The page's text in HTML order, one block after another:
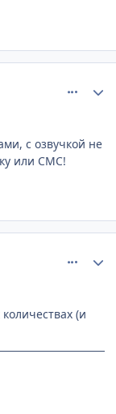
с озвучкой не
или СМС!
(и